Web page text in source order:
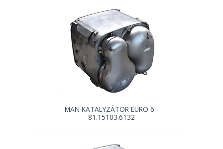
MAN KATALYZÁTOR EURO 6 -
81.15103.6132